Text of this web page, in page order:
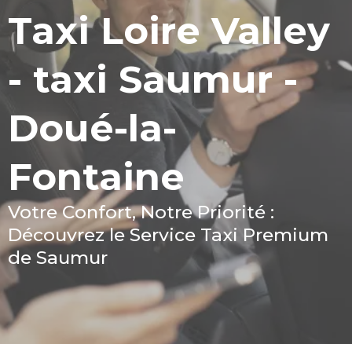
Taxi Loire Valley
- taxi Saumur -
Doué-la-
Fontaine
Votre Confort, Notre Priorité :
Découvrez le Service Taxi Premium
de Saumur